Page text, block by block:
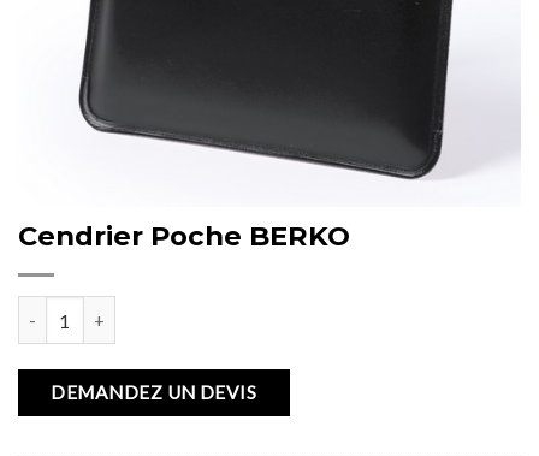
Cendrier Poche BERKO
DEMANDEZ UN DEVIS